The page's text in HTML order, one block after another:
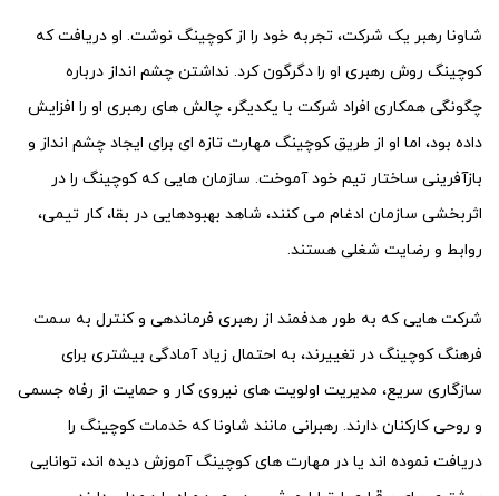
شاونا رهبر یک شرکت، تجربه خود را از کوچینگ نوشت. او دریافت که
کوچینگ روش رهبری او را دگرگون کرد. نداشتن چشم انداز درباره
چگونگی همکاری افراد شرکت با یکدیگر، چالش های رهبری او را افزایش
داده بود، اما او از طریق کوچینگ مهارت تازه ای برای ایجاد چشم انداز و
بازآفرینی ساختار تیم خود آموخت. سازمان هایی که کوچینگ را در
اثربخشی سازمان ادغام می کنند، شاهد بهبودهایی در بقا، کار تیمی،
روابط و رضایت شغلی هستند.
شرکت هایی که به طور هدفمند از رهبری فرماندهی و کنترل به سمت
فرهنگ کوچینگ در تغییرند، به احتمال زیاد آمادگی بیشتری برای
سازگاری سریع، مدیریت اولویت های نیروی کار و حمایت از رفاه جسمی
و روحی کارکنان دارند. رهبرانی مانند شاونا که خدمات کوچینگ را
دریافت نموده اند یا در مهارت های کوچینگ آموزش دیده اند، توانایی